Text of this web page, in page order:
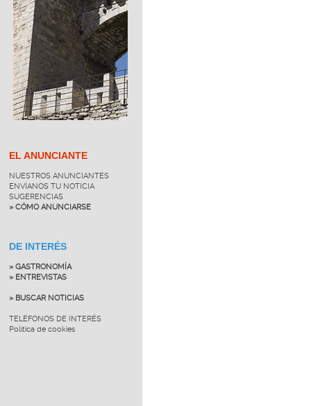
EL ANUNCIANTE
NUESTROS ANUNCIANTES
ENVÍANOS TU NOTICIA
SUGERENCIAS
» CÓMO ANUNCIARSE
DE INTERÉS
» GASTRONOMÍA
» ENTREVISTAS
» BUSCAR NOTICIAS
TELÉFONOS DE INTERÉS
Política de cookies